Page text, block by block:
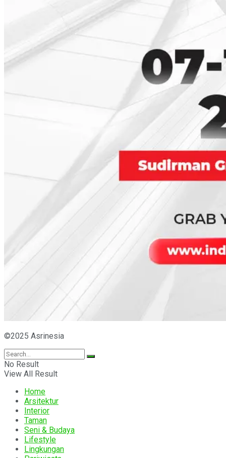
©2025 Asrinesia
No Result
View All Result
Home
Arsitektur
Interior
Taman
Seni & Budaya
Lifestyle
Lingkungan